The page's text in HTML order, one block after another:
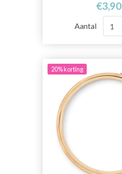
€3,90
Aantal
20% korting